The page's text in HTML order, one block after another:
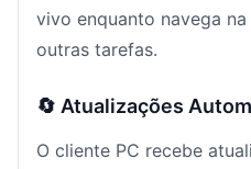
vivo enquanto navega
outras tarefas.
🔄 Atualizações
O cliente PC recebe